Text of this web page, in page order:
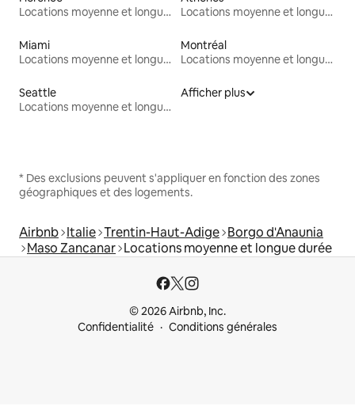
Locations moyenne et longue durée
Locations moyenne et longue durée
Miami
Locations moyenne et longue durée
Montréal
Locations moyenne et longue durée
Seattle
Locations moyenne et longue durée
Afficher plus
* Des exclusions peuvent s'appliquer en fonction des zones
géographiques et des logements.
Airbnb Italie Trentin-Haut-Adige Borgo d'Anaunia
Maso Zancanar Locations moyenne et longue durée
© 2026 Airbnb, Inc.
Confidentialité
Conditions générales